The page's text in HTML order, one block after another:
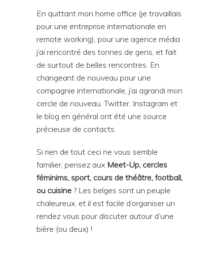
En quittant mon home office (je travaillais
pour une entreprise internationale en
remote working), pour une agence média
j’ai rencontré des tonnes de gens, et fait
de surtout de belles rencontres. En
changeant de nouveau pour une
compagnie internationale, j’ai agrandi mon
cercle de nouveau. Twitter, Instagram et
le blog en général ont été une source
précieuse de contacts.
Si rien de tout ceci ne vous semble
familier, pensez aux Meet-Up, cercles
féminims, sport, cours de théâtre, football,
ou cuisine ? Les belges sont un peuple
chaleureux, et il est facile d’organiser un
rendez vous pour discuter autour d’une
bière (ou deux) !